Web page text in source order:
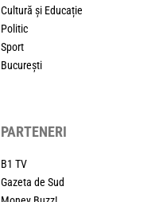
Cultură și Educație
Politic
Sport
București
PARTENERI
B1 TV
Gazeta de Sud